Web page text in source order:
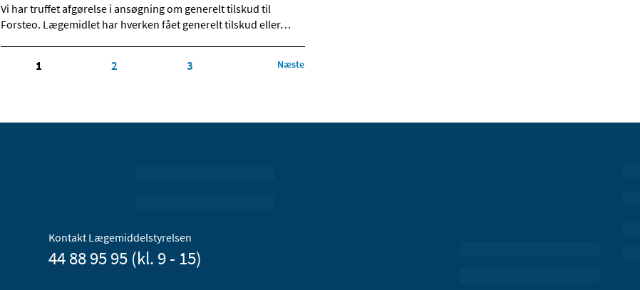
Vi har truffet afgørelse i ansøgning om generelt tilskud til
Forsteo. Lægemidlet har hverken fået generelt tilskud eller…
1 2 3 Næste
Kontakt Lægemiddelstyrelsen
44 88 95 95 (kl. 9 - 15)